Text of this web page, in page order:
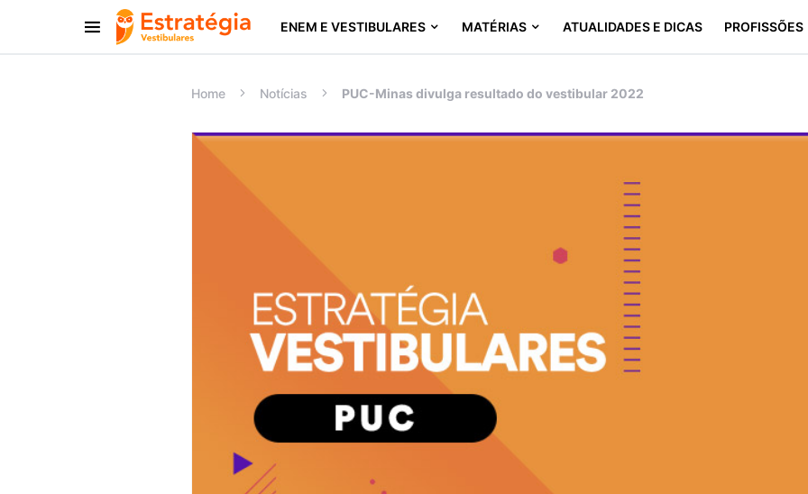
ENEM E VESTIBULARES MATÉRIAS ATUALIDADES E DICAS PROFISSÕES
Procurar:
Home Notícias PUC-Minas divulga resultado do vestibular 2022